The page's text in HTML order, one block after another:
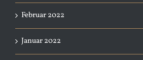
Februar 2022
Januar 2022